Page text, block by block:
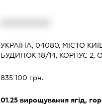
УКРАЇНА, 04080, МІСТО
БУДИНОК 18/14, КОРПУС 2,
835 100 грн.
01.25 вирощування ягід,